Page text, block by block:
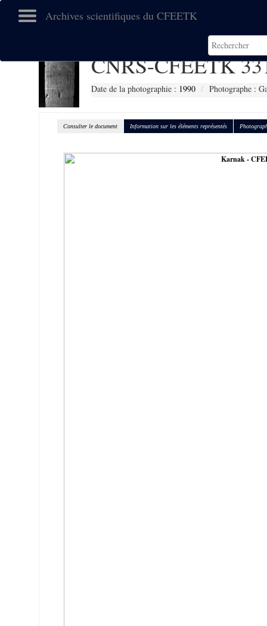
Archives scientifiques du CFEETK
CNRS-CFEETK
Date de la photographie : 1990 Photographe :
Consulter le document Information sur les éléments représentés